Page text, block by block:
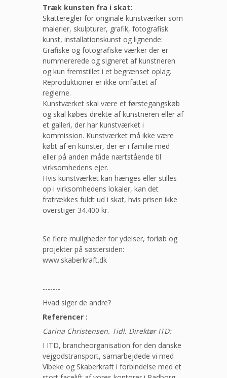
Træk kunsten fra i skat:
Skatteregler for originale kunstværker som
malerier, skulpturer, grafik, fotografisk
kunst, installationskunst og lignende:
Grafiske og fotografiske værker der er
nummererede og signeret af kunstneren
og kun fremstillet i et begrænset oplag.
Reproduktioner er ikke omfattet af
reglerne.
Kunstværket skal være et førstegangskøb
og skal købes direkte af kunstneren eller af
et galleri, der har kunstværket i
kommission. Kunstværket må ikke være
købt af en kunster, der er i familie med
eller på anden måde nærtstående til
virksomhedens ejer.
Hvis kunstværket kan hænges eller stilles
op i virksomhedens lokaler, kan det
fratrækkes fuldt ud i skat, hvis prisen ikke
overstiger 34.400 kr.
Se flere muligheder for ydelser, forløb og
projekter på søstersiden:
www.skaberkraft.dk
-------
Hvad siger de andre?
Referencer :
Carina Christensen. Tidl. Direktør ITD:
I ITD, brancheorganisation for den danske
vejgodstransport, samarbejdede vi med
Vibeke og Skaberkraft i forbindelse med et